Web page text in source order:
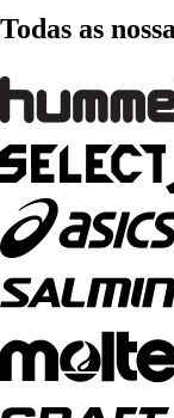
Todas as